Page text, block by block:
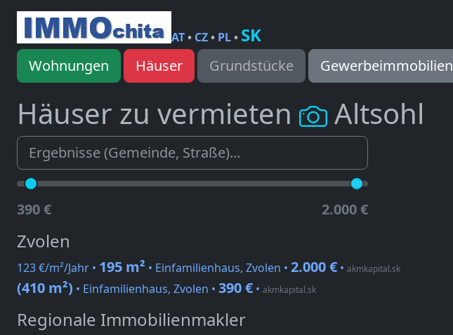
AT• CZ• PL• SK
Wohnungen Häuser Grundstücke Gewerbeimmobilien
Häuser zu vermieten Altsohl
390 € 2.000 €
Zvolen
123 €/m²/Jahr • 195 m² • Einfamilienhaus, Zvolen • 2.000 € • akmkapital.sk
(410 m²) • Einfamilienhaus, Zvolen • 390 € • akmkapital.sk
Regionale Immobilienmakler